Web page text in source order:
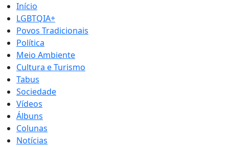
Início
LGBTQIA+
Povos Tradicionais
Política
Meio Ambiente
Cultura e Turismo
Tabus
Sociedade
Vídeos
Álbuns
Colunas
Notícias